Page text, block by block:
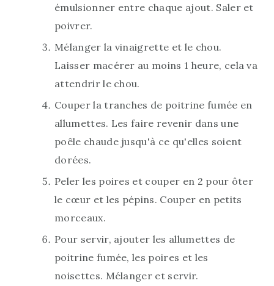
émulsionner entre chaque ajout. Saler et
poivrer.
Mélanger la vinaigrette et le chou.
Laisser macérer au moins 1 heure, cela va
attendrir le chou.
Couper la tranches de poitrine fumée en
allumettes. Les faire revenir dans une
poêle chaude jusqu'à ce qu'elles soient
dorées.
Peler les poires et couper en 2 pour ôter
le cœur et les pépins. Couper en petits
morceaux.
Pour servir, ajouter les allumettes de
poitrine fumée, les poires et les
noisettes. Mélanger et servir.